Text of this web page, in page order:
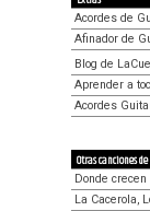
Acordes de
Afinador de
Blog de
Aprender a
Acordes
Otras canciones
Donde
La Cacerola,